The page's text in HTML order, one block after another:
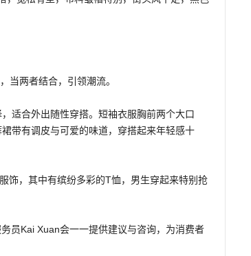
当两者结合，引领潮流。
适合外出随性穿搭。短袖衣服胸前两个大口
带有调皮与可爱的味道，穿搭起来年轻感十
饰，其中有缤纷多彩的T恤，男生穿起来特别抢
员Kai Xuan会一一提供建议与咨询，为消费者